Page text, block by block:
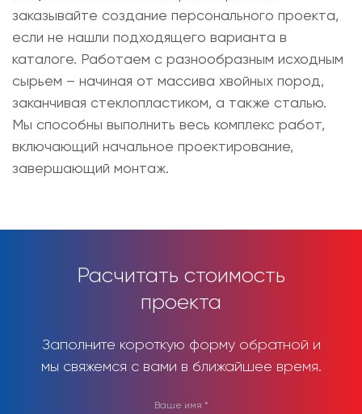
заказывайте создание персонального проекта,
если не нашли подходящего варианта в
каталоге. Работаем с разнообразным исходным
сырьем – начиная от массива хвойных пород,
заканчивая стеклопластиком, а также сталью.
Мы способны выполнить весь комплекс работ,
включающий начальное проектирование,
завершающий монтаж.
Расчитать стоимость
проекта
Заполните короткую форму обратной и
мы свяжемся с вами в ближайшее время.